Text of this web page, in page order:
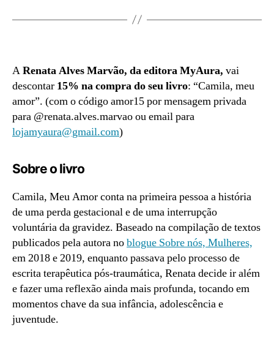
ARenata Alves Marvão, da editora MyAura, vai
descontar 15% na compra do seu livro: “Camila, meu
amor”. (com o código amor15 por mensagem privada
para @‌renata.alves.marvao ou email para
lojamyaura@gmail.com)
Sobre o livro
Camila, Meu Amor conta na primeira pessoa a história
de uma perda gestacional e de uma interrupção
voluntária da gravidez. Baseado na compilação de textos
publicados pela autora noblogue Sobre nós, Mulheres,
em 2018 e 2019, enquanto passava pelo processo de
escrita terapêutica pós-traumática, Renata decide ir além
e fazer uma reflexão ainda mais profunda, tocando em
momentos chave da sua infância, adolescência e
juventude.